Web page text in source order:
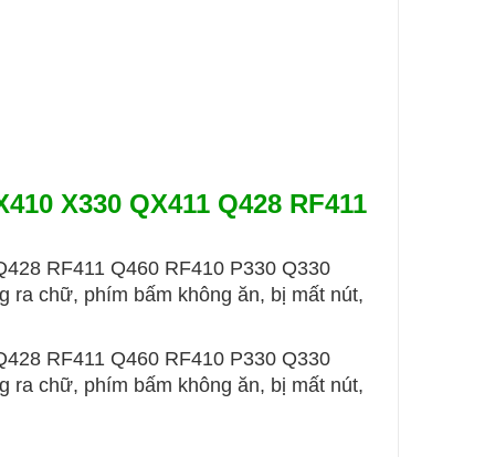
X330 QX411 Q428 RF411
RF411 Q460 RF410 P330 Q330
ra chữ, phím bấm không ăn, bị mất nút,
RF411 Q460 RF410 P330 Q330
ra chữ, phím bấm không ăn, bị mất nút,